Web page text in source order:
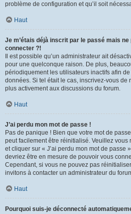
problème de configuration et qu’il soit
Haut
Je m’étais déjà inscrit par le passé mais
connecter ?!
Il est possible qu’un administrateur ait
pour une quelconque raison. De plus,
périodiquement les utilisateurs inactifs afin
données. Si tel était le cas, inscrivez-vous de
plus activement aux discussions du forum.
Haut
J’ai perdu mon mot de passe !
Pas de panique ! Bien que votre mot de
peut facilement être réinitialisé. Veuillez
et cliquer sur « J’ai perdu mon mot de passe
devriez être en mesure de pouvoir vous
Cependant, si vous ne pouvez pas
invitons à contacter un administrateur du
Haut
Pourquoi suis-je déconnecté